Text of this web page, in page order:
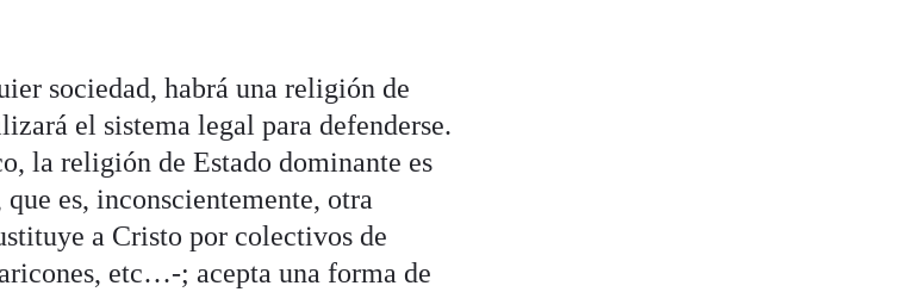
sociedad, habrá una religión de
el sistema legal para defenderse.
la religión de Estado dominante es
que es, inconscientemente, otra
a Cristo por colectivos de
etc…-; acepta una forma de